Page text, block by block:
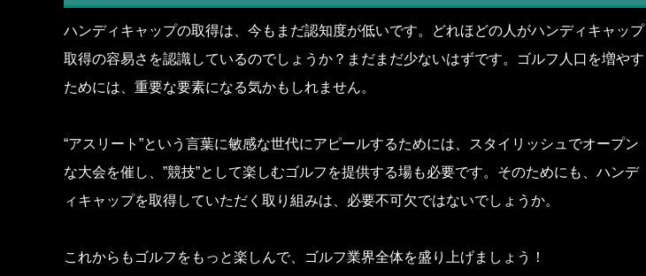
ハンディキャップの取得は、今もまだ認知度が低いです。どれほどの人がハンディキャップ
取得の容易さを認識しているのでしょうか？まだまだ少ないはずです。ゴルフ人口を増やす
ためには、重要な要素になる気かもしれません。
“アスリート”という言葉に敏感な世代にアピールするためには、スタイリッシュでオープン
な大会を催し、”競技”として楽しむゴルフを提供する場も必要です。そのためにも、ハンデ
ィキャップを取得していただく取り組みは、必要不可欠ではないでしょうか。
これからもゴルフをもっと楽しんで、ゴルフ業界全体を盛り上げましょう！